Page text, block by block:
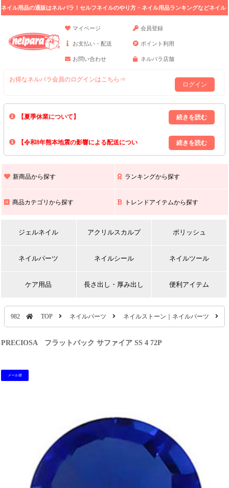
ネイル用品の通販はネルパラ！セルフネイルのやり方・ネイル用品ランキングなどネイル
マイページ
会員登録
お支払い・配送 ポイント利用
お問い合わせ ネルパラ店舗
お得なネルパラ会員のログインはこちら⇒
ログイン
【夏季休業について】
8/13(木)～8/16(日)の間｢出荷業務・お問い合わせ業務｣はお休みいたしま
上記期間中のご注文・お問い合わせは8/17(月)以降の対応となりますので
【令和8年熊本地震の影響による配送につい
また､ 九州全域でお荷物のお届けに遅延が生じております｡
新商品から探す ランキングから探す
商品カテゴリから探す トレンドアイテムから探す
ジェルネイル アクリルスカルプ ポリッシュ
ネイルパーツ ネイルシール ネイルツール
ケア用品 長さ出し・厚み出し 便利アイテム
982 TOP ネイルパーツ ネイルストーン｜ネイルパーツ
PRECIOSA フラットバック サファイア SS 4 72P
メール便